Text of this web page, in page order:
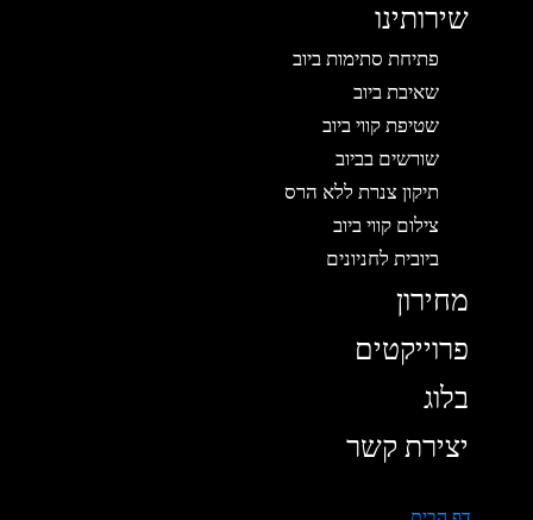
שירותינו
פתיחת סתימות ביוב
שאיבת ביוב
שטיפת קווי ביוב
שורשים בביוב
תיקון צנרת ללא הרס
צילום קווי ביוב
ביובית לחניונים
מחירון
פרוייקטים
בלוג
יצירת קשר